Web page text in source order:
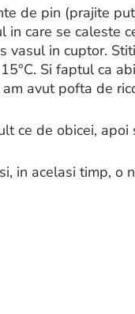
de pin (prajite
in care se caleste
vasul in cuptor.
Si faptul ca
avut pofta de
ce de obicei, apoi
in acelasi timp, o